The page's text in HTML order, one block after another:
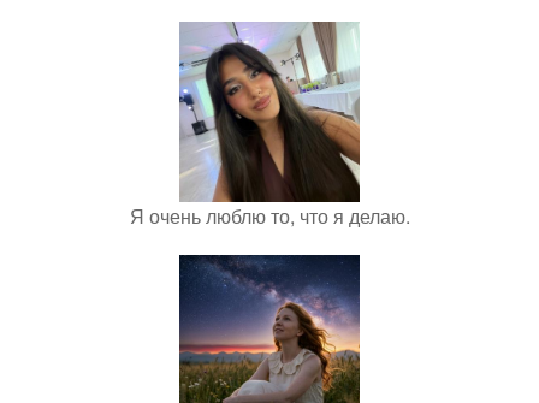
Я очень люблю то, что я делаю.